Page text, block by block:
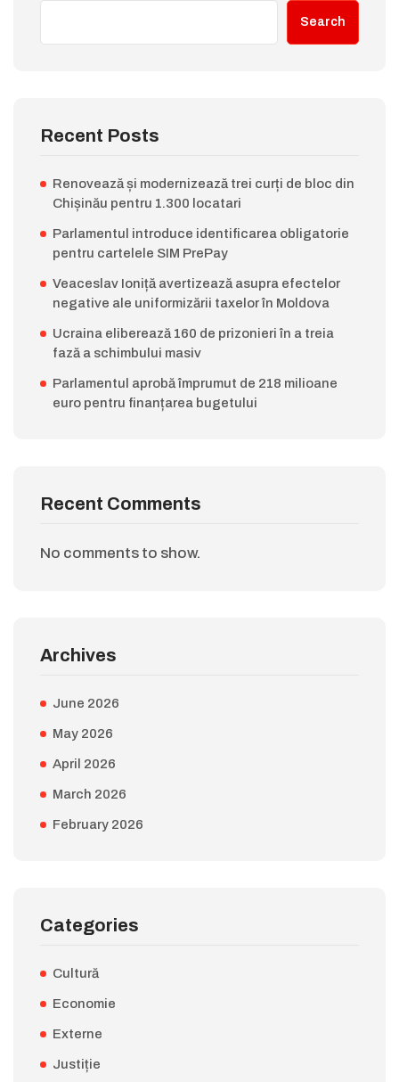
Search
Recent Posts
Renovează și modernizează trei curți de bloc din
Chișinău pentru 1.300 locatari
Parlamentul introduce identificarea obligatorie
pentru cartelele SIM PrePay
Veaceslav Ioniță avertizează asupra efectelor
negative ale uniformizării taxelor în Moldova
Ucraina eliberează 160 de prizonieri în a treia
fază a schimbului masiv
Parlamentul aprobă împrumut de 218 milioane
euro pentru finanțarea bugetului
Recent Comments
No comments to show.
Archives
June 2026
May 2026
April 2026
March 2026
February 2026
Categories
Cultură
Economie
Externe
Justiție